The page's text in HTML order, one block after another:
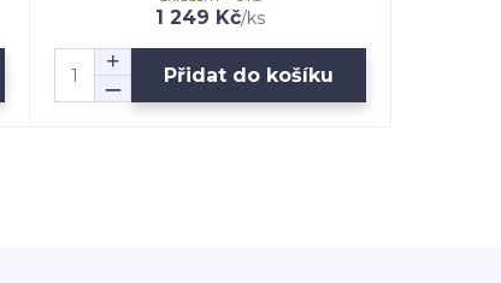
1 249 Kč/ks
Přidat do košíku